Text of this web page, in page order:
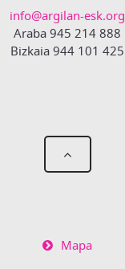
info@argilan-esk.org
Araba 945 214 888
Bizkaia 944 101 425
Mapa